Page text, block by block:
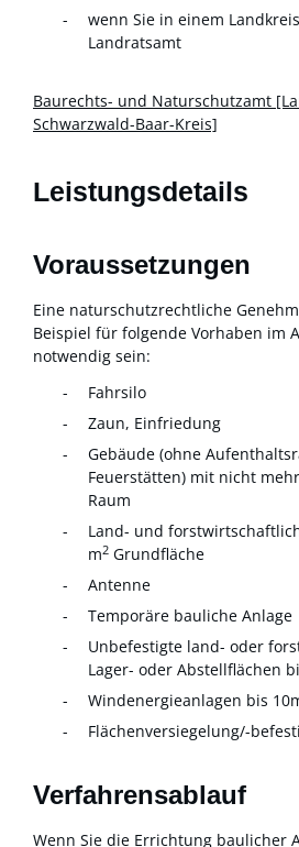
wenn Sie in einem
Landratsamt
Baurechts- und Naturschutzamt
Schwarzwald-Baar-Kreis]
Leistungsdetails
Voraussetzungen
Eine naturschutzrechtliche
Beispiel für folgende Vorhaben im
notwendig sein:
Fahrsilo
Zaun, Einfriedung
Gebäude (ohne
Feuerstätten) mit nicht
Raum
Land- und
m2 Grundfläche
Antenne
Temporäre bauliche Anlage
Unbefestigte land- oder
Lager- oder Abstellflächen
Windenergieanlagen bis
Flächenversiegelung/-
Verfahrensablauf
Wenn Sie die Errichtung baulicher